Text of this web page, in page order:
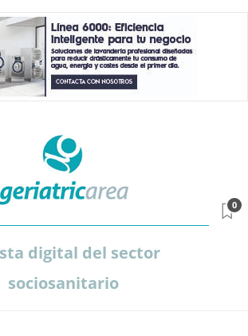
digital del sector
sociosanitario
0